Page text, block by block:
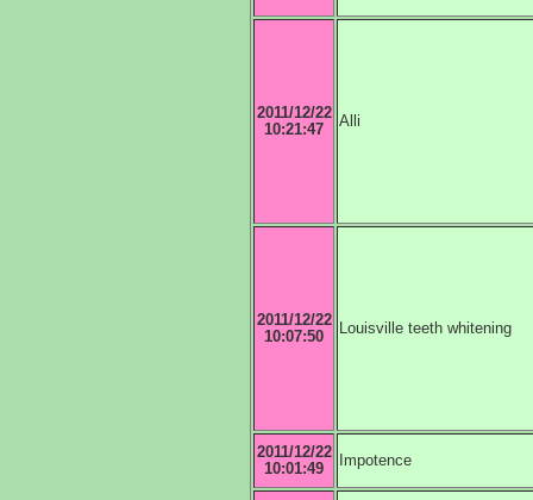
2011/12/22
10:21:47
Alli
2011/12/22
10:07:50
Louisville teeth whitening
2011/12/22
10:01:49
Impotence